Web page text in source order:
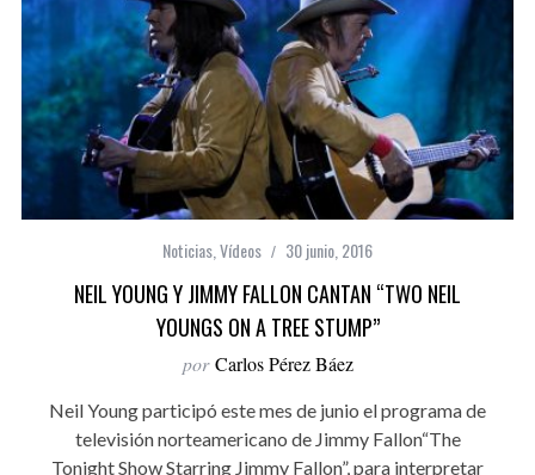
Noticias Vídeos 30 junio, 2016
NEIL YOUNG Y JIMMY FALLON CANTAN “TWO NEIL
YOUNGS ON A TREE STUMP”
por Carlos Pérez Báez
Neil Young participó este mes de junio el programa de
televisión norteamericano de Jimmy Fallon“The
Tonight Show Starring Jimmy Fallon”, para interpretar